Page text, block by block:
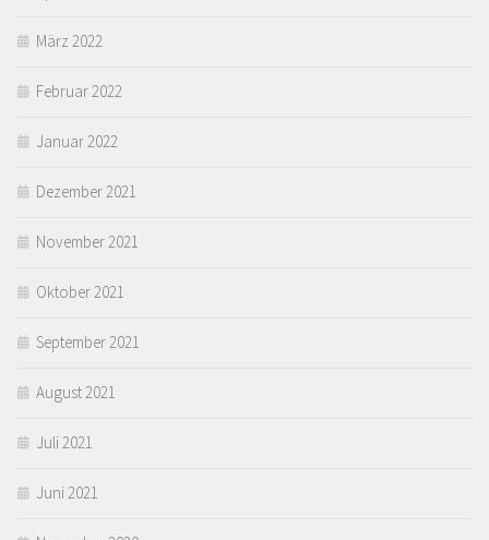
März 2022
Februar 2022
Januar 2022
Dezember 2021
November 2021
Oktober 2021
September 2021
August 2021
Juli 2021
Juni 2021